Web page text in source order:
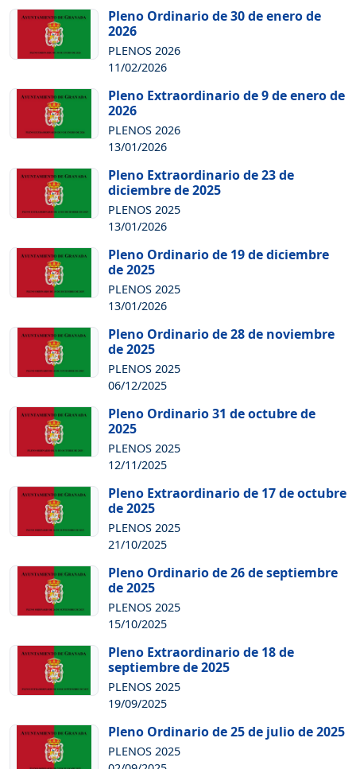
Pleno Ordinario de 30 de enero de
2026
PLENOS 2026
11/02/2026
Pleno Extraordinario de 9 de enero de
2026
PLENOS 2026
13/01/2026
Pleno Extraordinario de 23 de
diciembre de 2025
PLENOS 2025
13/01/2026
Pleno Ordinario de 19 de diciembre
de 2025
PLENOS 2025
13/01/2026
Pleno Ordinario de 28 de noviembre
de 2025
PLENOS 2025
06/12/2025
Pleno Ordinario 31 de octubre de
2025
PLENOS 2025
12/11/2025
Pleno Extraordinario de 17 de octubre
de 2025
PLENOS 2025
21/10/2025
Pleno Ordinario de 26 de septiembre
de 2025
PLENOS 2025
15/10/2025
Pleno Extraordinario de 18 de
septiembre de 2025
PLENOS 2025
19/09/2025
Pleno Ordinario de 25 de julio de 2025
PLENOS 2025